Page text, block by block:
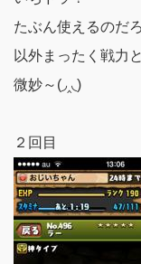
たぶん使えるのだ
以外まったく戦力
微妙～(◞‸◟)
２回目